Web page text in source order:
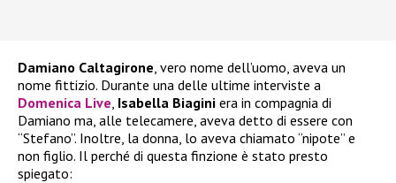
Damiano Caltagirone , vero nome dell’uomo, aveva un
nome fittizio. Durante una delle ultime interviste a
Domenica Live Isabella Biagini era in compagnia di
Damiano ma, alle telecamere, aveva detto di essere con
“Stefano”. Inoltre, la donna, lo aveva chiamato “nipote” e
non figlio. Il perché di questa finzione è stato presto
spiegato: